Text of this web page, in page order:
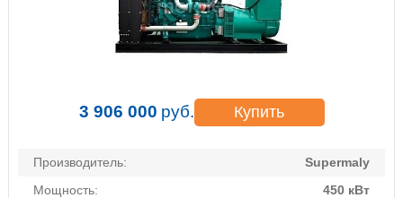
3 906 000 руб. Купить
Производитель:
Supermaly
Мощность:
450 кВт